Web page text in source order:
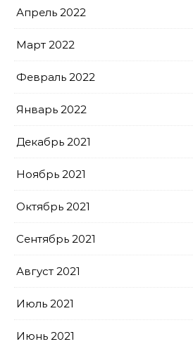
Апрель 2022
Март 2022
Февраль 2022
Январь 2022
Декабрь 2021
Ноябрь 2021
Октябрь 2021
Сентябрь 2021
Август 2021
Июль 2021
Июнь 2021